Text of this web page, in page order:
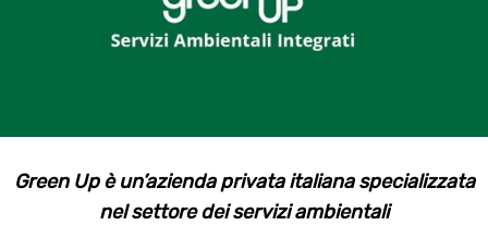
Green Up è un’azienda privata italiana specializzata
nel settore dei servizi ambientali